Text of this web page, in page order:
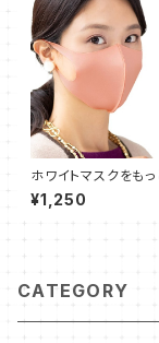
ホワイトマスクをも
に EVERY GUARD
ステッチマスク2枚セッ
¥1,250
CATEGORY